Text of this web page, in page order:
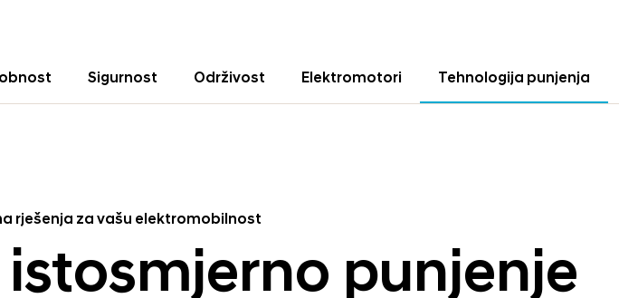
Sigurnost Održivost Elektromotori Tehnologija punjenja
rješenja za vašu elektromobilnost
istosmjerno punjenje